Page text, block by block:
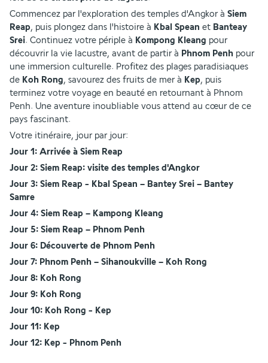
Commencez par l'exploration des temples d'Angkor à Siem
Reap, puis plongez dans l'histoire à Kbal Spean et Banteay
Srei. Continuez votre périple à Kompong Kleang pour
découvrir la vie lacustre, avant de partir à Phnom Penh pour
une immersion culturelle. Profitez des plages paradisiaques
de Koh Rong, savourez des fruits de mer à Kep, puis
terminez votre voyage en beauté en retournant à Phnom
Penh. Une aventure inoubliable vous attend au cœur de ce
pays fascinant.
Votre itinéraire, jour par jour:
Jour 1: Arrivée à Siem Reap
Jour 2: Siem Reap: visite des temples d'Angkor
Jour 3: Siem Reap - Kbal Spean – Bantey Srei – Bantey
Samre
Jour 4: Siem Reap – Kampong Kleang
Jour 5: Siem Reap – Phnom Penh
Jour 6: Découverte de Phnom Penh
Jour 7: Phnom Penh – Sihanoukville – Koh Rong
Jour 8: Koh Rong
Jour 9: Koh Rong
Jour 10: Koh Rong - Kep
Jour 11: Kep
Jour 12: Kep - Phnom Penh